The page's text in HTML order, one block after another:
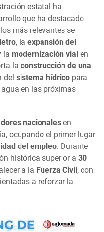
estatal ha
que ha destacado
más relevantes se
, la expansión del
la modernización vial en
la construcción de una
del sistema hídrico para
en las próximas
nacionales en
ocupando el primer lugar
del empleo. Durante
histórica superior a 30
a la Fuerza Civil, con
a reforzar la